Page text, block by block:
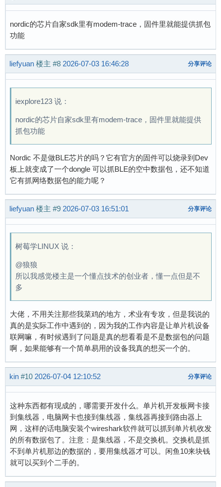
nordic的芯片自家sdk里有modem-trace，固件里就能提供抓包
功能
liefyuan 楼主 #8 2026-07-03 16:46:28 分享评论
iexplore123 说：
nordic的芯片自家sdk里有modem-trace，固件里就能提供
抓包功能
Nordic 不是做BLE芯片的吗？它有官方的固件可以烧录到Dev
板上就变成了一个dongle 可以抓BLE的空中数据包，还不知道
它有抓网络数据包的能力呢？
liefyuan 楼主 #9 2026-07-03 16:51:01 分享评论
树莓学LINUX 说：
@狼狼
所以我感觉楼主是一个懂点技术的创业者，懂一点但是不
多
大佬，不用关注那些我菜鸡的地方，术业有专攻，但是我说的
真的是实际工作中遇到的，因为我的工作内容是让单片机设备
联网嘛，有时候遇到了问题是真的想看看是不是数据包的问题
啊，如果能够有一个简单易用的设备我真的想买一个的。
kin #10 2026-07-04 12:10:52 分享评论
这种东西都有现成的，哪需要开发什么。单片机开发板网卡接
到集线器，电脑网卡也接到集线器，集线器再接到路由器上
网，这样的话电脑安装个wireshark软件就可以抓到单片机收发
的所有数据包了。注意：是集线器，不是交换机。交换机是抓
不到单片机那边的数据的，要用集线器才可以。闲鱼10来块钱
就可以买到个二手的。